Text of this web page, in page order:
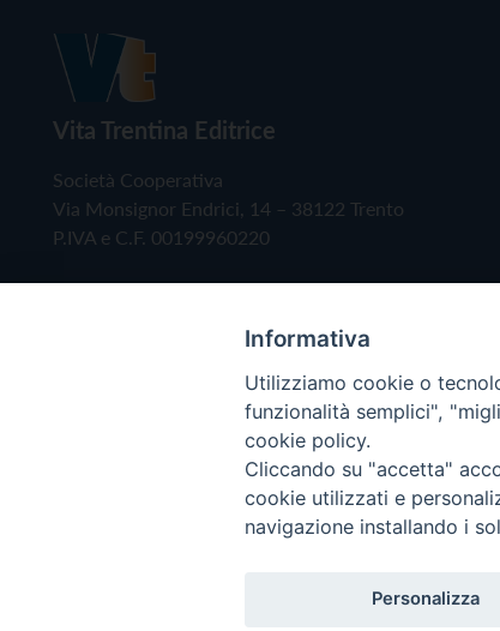
Vita Trentina Editrice
Società Cooperativa
Via Monsignor Endrici, 14 – 38122 Trento
P.IVA e C.F. 00199960220
Copyright © 2019 - Tutti i diritti riservati -
Informativa
Utilizziamo cookie o
funzionalità semplici",
cookie policy.
Cliccando su "accetta"
cookie utilizzati e
navigazione installando i
Personalizza